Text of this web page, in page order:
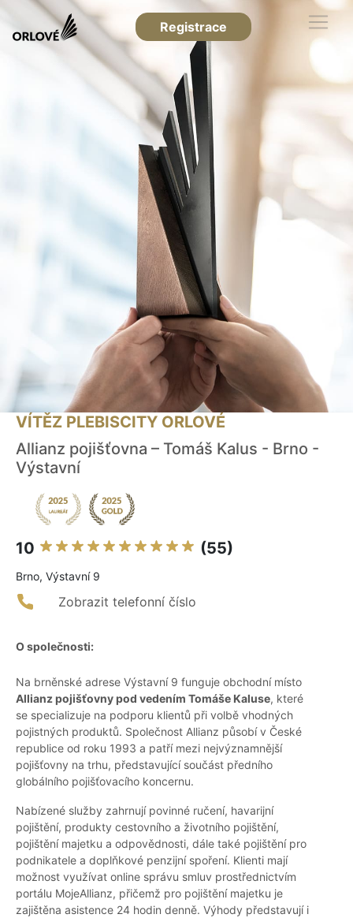
Registrace
VÍTĚZ PLEBISCITY ORLOVÉ
Allianz pojišťovna – Tomáš Kalus - Brno -
Výstavní
10 (55)
Brno, Výstavní 9
Zobrazit telefonní číslo
O společnosti:
Na brněnské adrese Výstavní 9 funguje obchodní místo
Allianz pojišťovny pod vedením Tomáše Kaluse, které
se specializuje na podporu klientů při volbě vhodných
pojistných produktů. Společnost Allianz působí v České
republice od roku 1993 a patří mezi nejvýznamnější
pojišťovny na trhu, představující součást předního
globálního pojišťovacího koncernu.
Nabízené služby zahrnují povinné ručení, havarijní
pojištění, produkty cestovního a životního pojištění,
pojištění majetku a odpovědnosti, dále také pojištění pro
podnikatele a doplňkové penzijní spoření. Klienti mají
možnost využívat online správu smluv prostřednictvím
portálu MojeAllianz, přičemž pro pojištění majetku je
zajištěna asistence 24 hodin denně. Výhody představují i